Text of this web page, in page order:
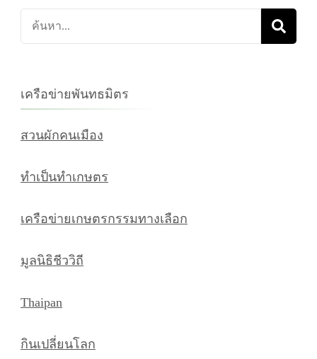
ค้นหา
เกี่ยว
เครือข่ายพันทธมิตร
สวนผักคนเมือง
ทำเป็นทำเกษตร
เครือข่ายเกษตรกรรมทางเลือก
มูลนิธิชีววิถี
Thaipan
กินเปลี่ยนโลก